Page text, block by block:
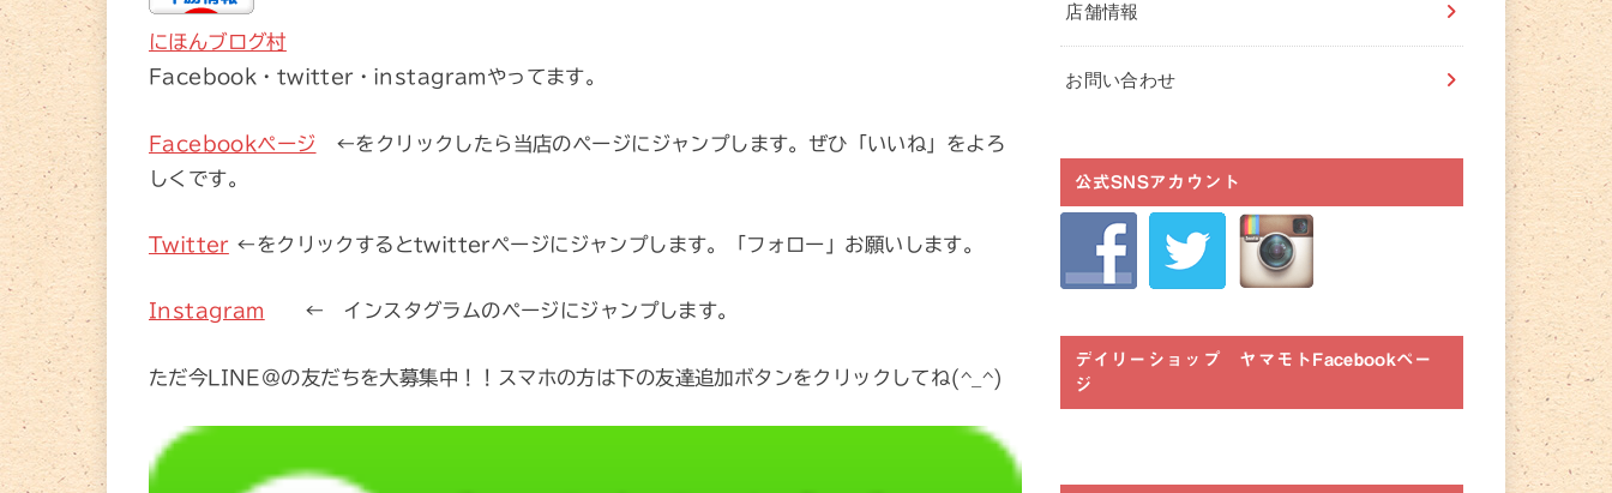
にほんブログ村
Facebook・twitter・instagramやってます。
Facebookページ ←をクリックしたら当店のページにジャンプします。ぜひ「いいね」をよろ
しくです。
Twitter ←をクリックするとtwitterページにジャンプします。「フォロー」お願いします。
Instagram ← インスタグラムのページにジャンプします。
ただ今LINE@の友だちを大募集中！！スマホの方は下の友達追加ボタンをクリックしてね(^_^)
店舗情報
お問い合わせ
公式SNSアカウント
デイリーショップ ヤマモトFacebookペー
ジ